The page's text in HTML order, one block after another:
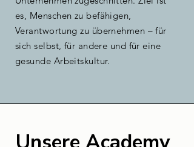
es, Menschen zu befähigen,
Verantwortung zu übernehmen – für
sich selbst, für andere und für eine
gesunde Arbeitskultur.